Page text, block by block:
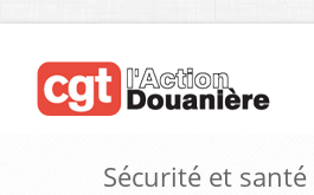
Sécurité et